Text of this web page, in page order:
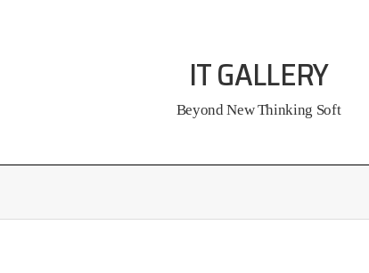
IT GALLERY
Beyond New Thinking Soft